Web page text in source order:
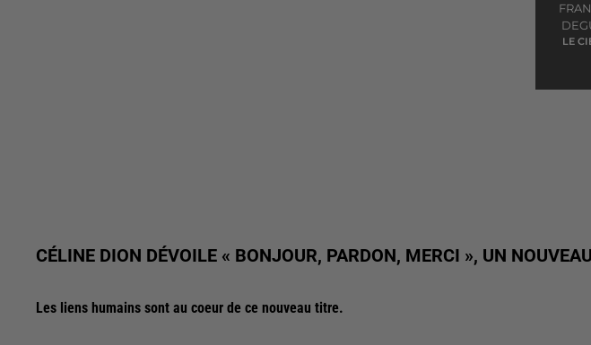
LE
CÉLINE DION DÉVOILE « BONJOUR, PARDON, MERCI », UN
Les liens humains sont au coeur de ce nouveau titre.